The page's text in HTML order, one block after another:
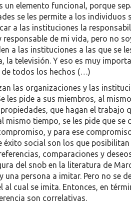
un elemento funcional, porque
se les permite a los individuos
a las instituciones la
responsable de mi vida, pero no
a las instituciones a las que se
la televisión. Y eso es muy
de todos los hechos (…)
las organizaciones y las
les pide a sus miembros, al
que hagan el trabajo
mismo tiempo, se les pide que
y para ese
éxito social son los que
comparaciones y
del snob en la literatura de
una persona a imitar. Pero no se
al cual se imita. Entonces, en
son correlativas.